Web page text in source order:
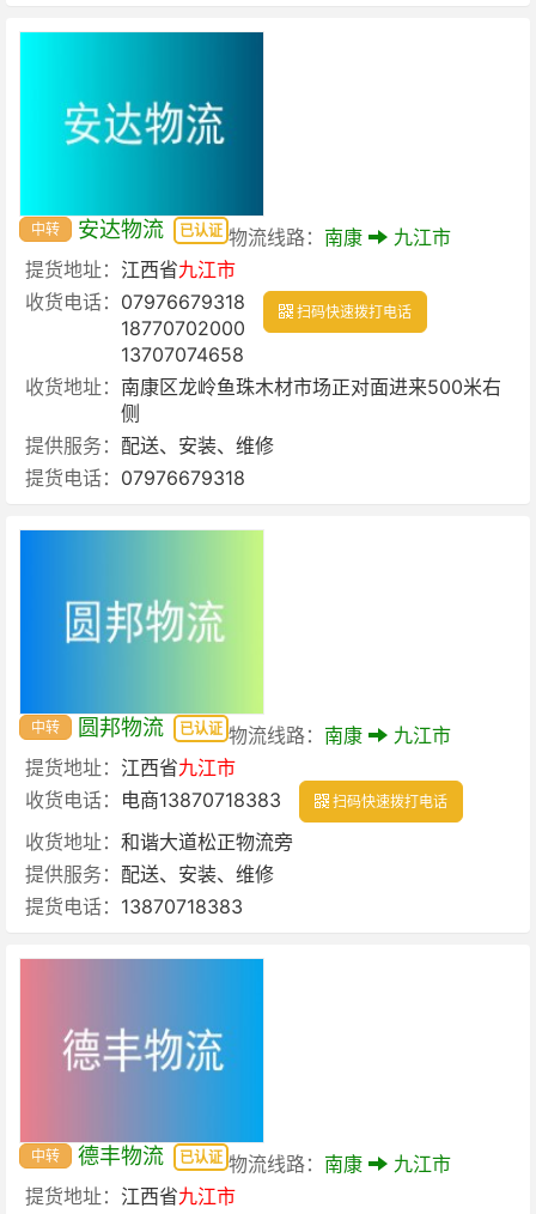
中转 安达物流 已认证 物流线路： 南康
九江市
提货地址： 江西省九江市
收货电话： 07976679318
18770702000
13707074658
扫码快速拨打电话
收货地址： 南康区龙岭鱼珠木材市场正对面进来500米右
侧
提供服务： 配送、安装、维修
提货电话： 07976679318
中转 圆邦物流 已认证 物流线路： 南康
九江市
提货地址： 江西省九江市
收货电话： 电商13870718383 扫码快速拨打电话
收货地址： 和谐大道松正物流旁
提供服务： 配送、安装、维修
提货电话： 13870718383
中转 德丰物流 已认证 物流线路： 南康
九江市
提货地址： 江西省九江市